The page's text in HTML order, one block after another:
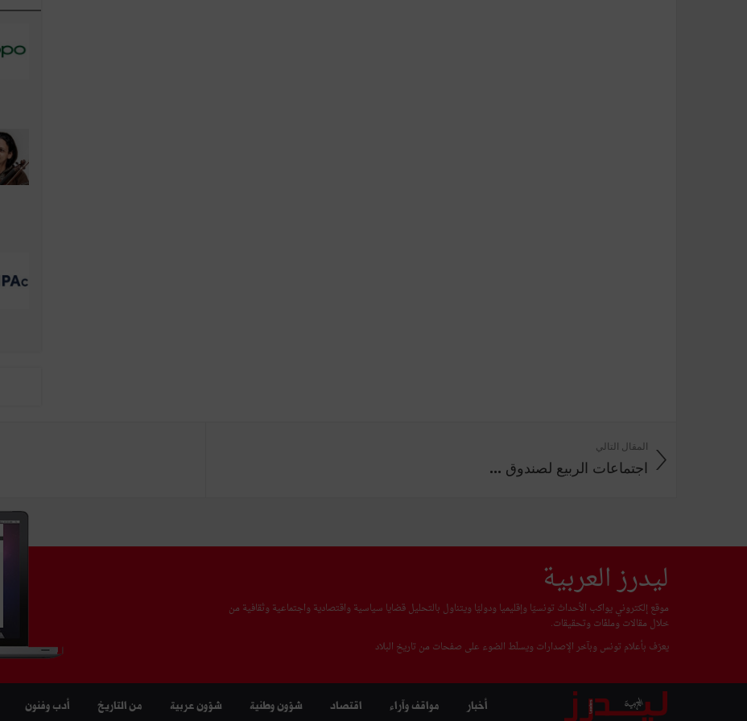
المقال التالي
اجتماعات الربيع لصندوق ...
ليدرز العربية
موقع إلكتروني يواكب الأحداث تونسيّا وإقليميا ودوليّا ويتناول بالتحليل قضايا سياسية واقتصادية واجتماعية وثقافية من
خلال مقالات وملفّات وتحقيقات.
يعرّف بأعلام تونس وبآخر الإصدارات ويسلّط الضوء على صفحات من تاريخ البلاد
أخبار مواقف وآراء اقتصاد شؤون وطنية شؤون عربية من التاريخ أدب وفنون